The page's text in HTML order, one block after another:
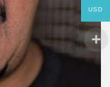
USD